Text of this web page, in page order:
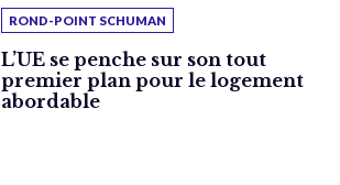
ROND-POINT SCHUMAN
L’UE se penche sur son tout
premier plan pour le logement
abordable